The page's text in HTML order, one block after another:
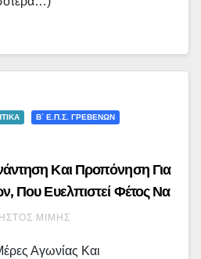
Β΄ Ε.Π.Σ. ΓΡΕΒΕΝΏΝ
Και Προπόνηση Για
Που Ευελπιστεί Φέτος Να
Πολύχρονη Ιστορία Του..
ΜΊΜΗΣ
Αγωνίας Και